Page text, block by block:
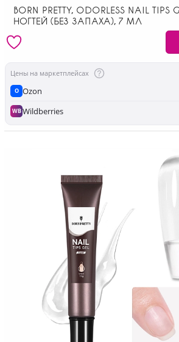
BORN PRETTY, ODORLESS NAIL
НОГТЕЙ (БЕЗ ЗАПАХА), 7 МЛ
Цены на маркетплейсах
O Ozon
WBWildberries